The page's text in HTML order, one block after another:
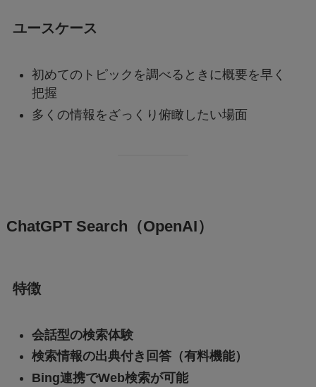
ユースケース
初めてのトピックを調べるときに概要を早く
把握
多くの情報をざっくり俯瞰したい場面
ChatGPT Search（OpenAI）
特徴
会話型の検索体験
検索情報の出典付き回答（有料機能）
Bing連携でWeb検索が可能